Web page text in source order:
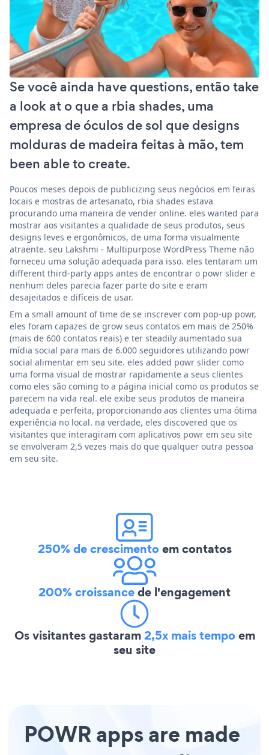
Se você ainda have questions, então take
a look at o que a rbia shades, uma
empresa de óculos de sol que designs
molduras de madeira feitas à mão, tem
been able to create.
Poucos meses depois de publicizing seus negócios em feiras
locais e mostras de artesanato, rbia shades estava
procurando uma maneira de vender online. eles wanted para
mostrar aos visitantes a qualidade de seus produtos, seus
designs leves e ergonômicos, de uma forma visualmente
atraente. seu Lakshmi - Multipurpose WordPress Theme não
forneceu uma solução adequada para isso. eles tentaram um
different third-party apps antes de encontrar o powr slider e
nenhum deles parecia fazer parte do site e eram
desajeitados e difíceis de usar.
Em a small amount of time de se inscrever com pop-up powr,
eles foram capazes de grow seus contatos em mais de 250%
(mais de 600 contatos reais) e ter steadily aumentado sua
mídia social para mais de 6.000 seguidores utilizando powr
social alimentar em seu site. eles added powr slider como
uma forma visual de mostrar rapidamente a seus clientes
como eles são coming to a página inicial como os produtos se
parecem na vida real. ele exibe seus produtos de maneira
adequada e perfeita, proporcionando aos clientes uma ótima
experiência no local. na verdade, eles discovered que os
visitantes que interagiram com aplicativos powr em seu site
se envolveram 2,5 vezes mais do que qualquer outra pessoa
em seu site.
250% de crescimentoem contatos
200% croissancede l'engagement
Os visitantes gastaram2,5x mais tempoem
seu site
POWR apps are made